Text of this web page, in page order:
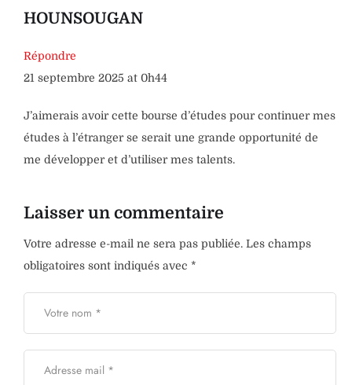
HOUNSOUGAN
Répondre
21 septembre 2025 at 0h44
J’aimerais avoir cette bourse d’études pour continuer mes
études à l’étranger se serait une grande opportunité de
me développer et d’utiliser mes talents.
Laisser un commentaire
Votre adresse e-mail ne sera pas publiée. Les champs
obligatoires sont indiqués avec *